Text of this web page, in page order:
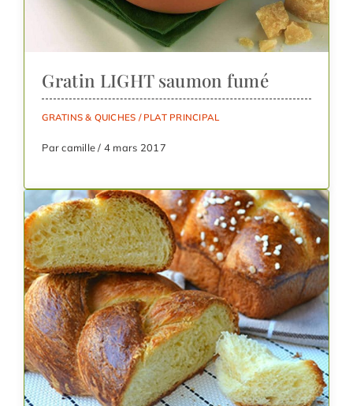
Gratin LIGHT saumon fumé
GRATINS & QUICHES / PLAT PRINCIPAL
Par camille / 4 mars 2017